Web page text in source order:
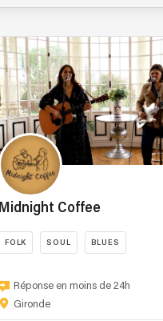
Midnight Coffee
FOLK SOUL BLUES
est
Réponse en moins de 24h
Gironde